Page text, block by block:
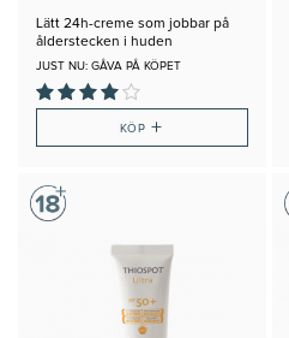
Lätt 24h-creme som jobbar på
ålderstecken i huden
JUST NU: GÅVA PÅ KÖPET
KÖP+